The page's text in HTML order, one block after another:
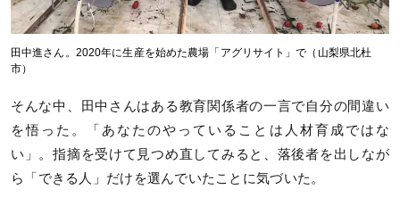
田中進さん。2020年に生産を始めた農場「アグリサイト」で（山梨県北杜
市）
そんな中、田中さんはある教育関係者の一言で自分の間違い
を悟った。「あなたのやっていることは人材育成ではな
い」。指摘を受けて見つめ直してみると、落後者を出しなが
ら「できる人」だけを選んでいたことに気づいた。